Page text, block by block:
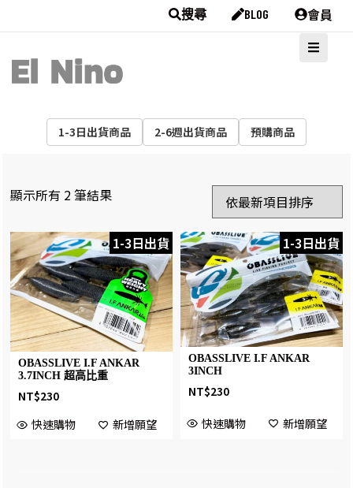
搜尋 BLOG 會員
1-3日出貨商品 2-6週出貨商品 預購商品
顯示所有 2 筆結果
1-3日出貨
OBASSLIVE I.F ANKAR
3.7INCH 超高比重
NT$230
快速購物
新增願望
1-3日出貨
OBASSLIVE I.F ANKAR
3INCH
NT$230
快速購物 新增願望